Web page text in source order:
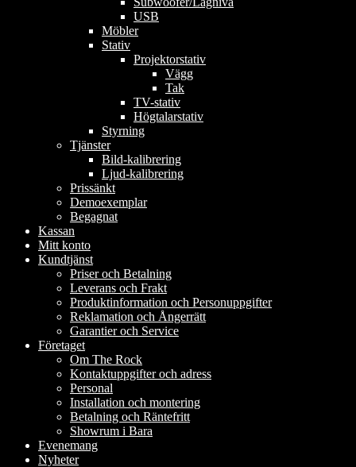
USB
Möbler
Stativ
Projektorstativ
Vägg
Tak
TV-stativ
Högtalarstativ
Styrning
Tjänster
Bild-kalibrering
Ljud-kalibrering
Prissänkt
Demoexemplar
Begagnat
Kassan
Mitt konto
Kundtjänst
Priser och Betalning
Leverans och Frakt
Produktinformation och Personuppgifter
Reklamation och Ångerrätt
Garantier och Service
Företaget
Om The Rock
Kontaktuppgifter och adress
Personal
Installation och montering
Betalning och Räntefritt
Showrum i Bara
Evenemang
Nyheter